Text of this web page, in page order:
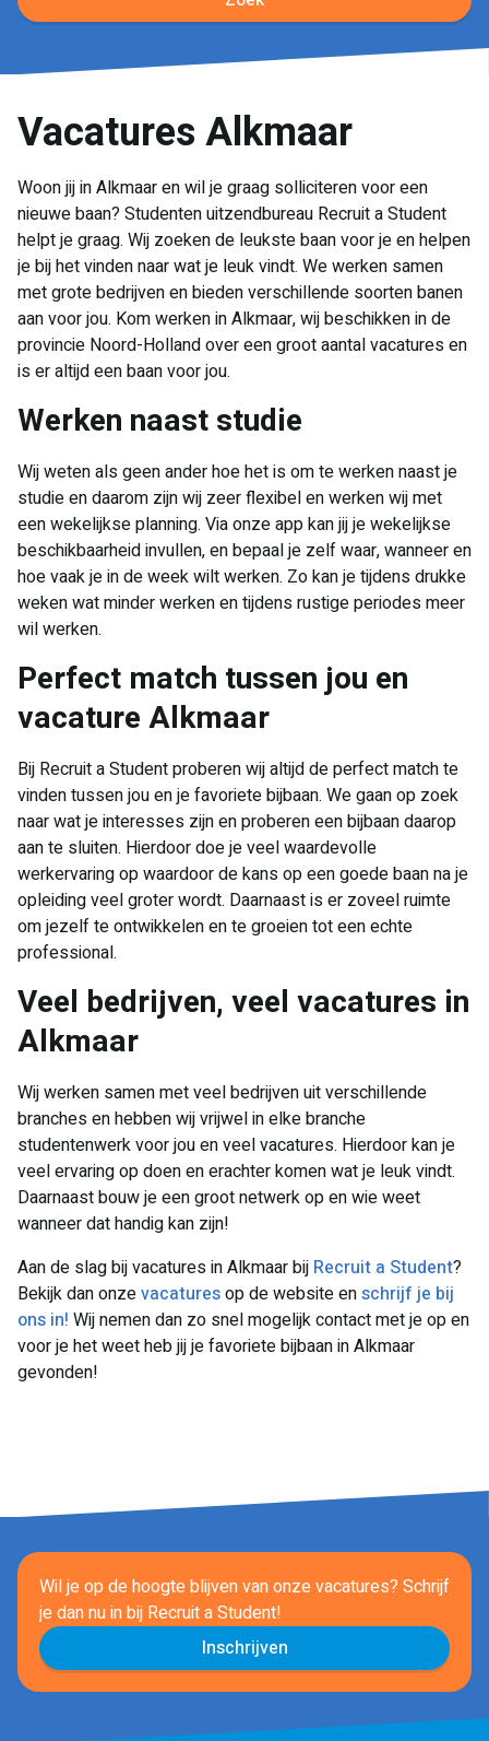
Vacatures Alkmaar
Woon jij in Alkmaar en wil je graag solliciteren voor een
nieuwe baan? Studenten uitzendbureau Recruit a Student
helpt je graag. Wij zoeken de leukste baan voor je en helpen
je bij het vinden naar wat je leuk vindt. We werken samen
met grote bedrijven en bieden verschillende soorten banen
aan voor jou. Kom werken in Alkmaar, wij beschikken in de
provincie Noord-Holland over een groot aantal vacatures en
is er altijd een baan voor jou.
Werken naast studie
Wij weten als geen ander hoe het is om te werken naast je
studie en daarom zijn wij zeer flexibel en werken wij met
een wekelijkse planning. Via onze app kan jij je wekelijkse
beschikbaarheid invullen, en bepaal je zelf waar, wanneer en
hoe vaak je in de week wilt werken. Zo kan je tijdens drukke
weken wat minder werken en tijdens rustige periodes meer
wil werken.
Perfect match tussen jou en
vacature Alkmaar
Bij Recruit a Student proberen wij altijd de perfect match te
vinden tussen jou en je favoriete bijbaan. We gaan op zoek
naar wat je interesses zijn en proberen een bijbaan daarop
aan te sluiten. Hierdoor doe je veel waardevolle
werkervaring op waardoor de kans op een goede baan na je
opleiding veel groter wordt. Daarnaast is er zoveel ruimte
om jezelf te ontwikkelen en te groeien tot een echte
professional.
Veel bedrijven, veel vacatures in
Alkmaar
Wij werken samen met veel bedrijven uit verschillende
branches en hebben wij vrijwel in elke branche
studentenwerk voor jou en veel vacatures. Hierdoor kan je
veel ervaring op doen en erachter komen wat je leuk vindt.
Daarnaast bouw je een groot netwerk op en wie weet
wanneer dat handig kan zijn!
Aan de slag bij vacatures in Alkmaar bij Recruit a Student?
Bekijk dan onzevacaturesop de website enschrijf je bij
ons in! Wij nemen dan zo snel mogelijk contact met je op en
voor je het weet heb jij je favoriete bijbaan in Alkmaar
gevonden!
Wil je op de hoogte blijven van onze vacatures? Schrijf
je dan nu inbij Recruit a Student!
Inschrijven